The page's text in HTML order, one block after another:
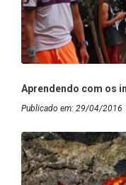
Aprendendo com os
Publicado em: 29/04/2016